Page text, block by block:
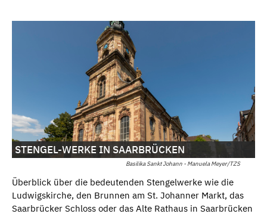
Basilika Sankt Johann - Manuela Meyer/TZS
STENGEL-WERKE IN SAARBRÜCKEN
Überblick über die bedeutenden Stengelwerke wie die
Ludwigskirche, den Brunnen am St. Johanner Markt, das
Saarbrücker Schloss oder das Alte Rathaus in Saarbrücken